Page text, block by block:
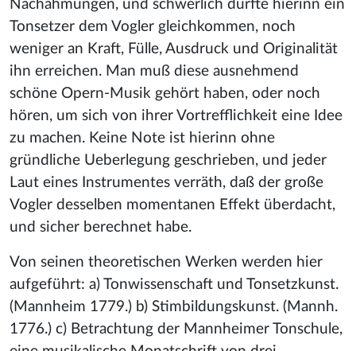
Nachahmungen, und schwerlich dürfte hierinn ein
Tonsetzer dem Vogler gleichkommen, noch
weniger an Kraft, Fülle, Ausdruck und Originalität
ihn erreichen. Man muß diese ausnehmend
schöne Opern-Musik gehört haben, oder noch
hören, um sich von ihrer Vortrefflichkeit eine Idee
zu machen. Keine Note ist hierinn ohne
gründliche Ueberlegung geschrieben, und jeder
Laut eines Instrumentes verräth, daß der große
Vogler desselben momentanen Effekt überdacht,
und sicher berechnet habe.
Von seinen theoretischen Werken werden hier
aufgeführt: a) Tonwissenschaft und Tonsetzkunst.
(Mannheim 1779.) b) Stimbildungskunst. (Mannh.
1776.) c) Betrachtung der Mannheimer Tonschule,